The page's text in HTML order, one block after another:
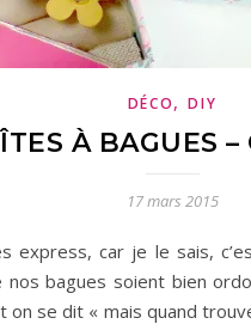
DÉCO,DIY
À BAGUES –
17 mars 2015
express, car je le sais,
bagues soient bien
se dit « mais quand